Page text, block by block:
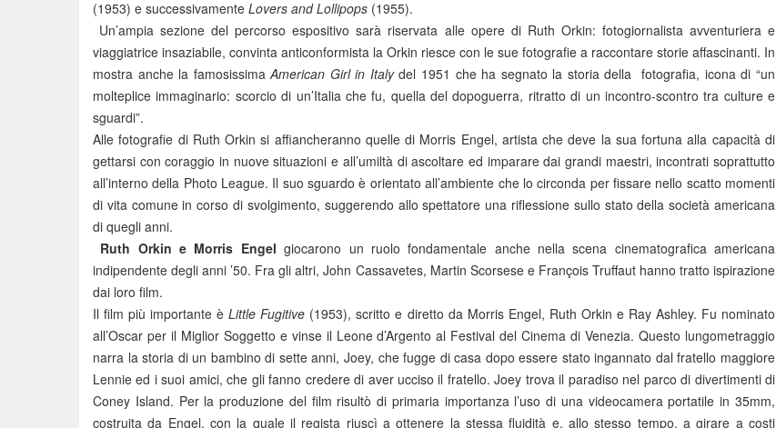
(1953) e successivamente Lovers and Lollipops (1955).
Un’ampia sezione del percorso espositivo sarà riservata alle opere di Ruth Orkin: fotogiornalista avventuriera e
viaggiatrice insaziabile, convinta anticonformista la Orkin riesce con le sue fotografie a raccontare storie affascinanti. In
mostra anche la famosissimaAmerican Girl in Italydel 1951 che ha segnato la storia della fotografia, icona di “un
molteplice immaginario: scorcio di un’Italia che fu, quella del dopoguerra, ritratto di un incontro-scontro tra culture e
sguardi”.
Alle fotografie di Ruth Orkin si affiancheranno quelle di Morris Engel, artista che deve la sua fortuna alla capacità di
gettarsi con coraggio in nuove situazioni e all’umiltà di ascoltare ed imparare dai grandi maestri, incontrati soprattutto
all’interno della Photo League. Il suo sguardo è orientato all’ambiente che lo circonda per fissare nello scatto momenti
di vita comune in corso di svolgimento, suggerendo allo spettatore una riflessione sullo stato della società americana
di quegli anni.
Ruth Orkin e Morris Engel giocarono un ruolo fondamentale anche nella scena cinematografica americana
indipendente degli anni ’50. Fra gli altri, John Cassavetes, Martin Scorsese e François Truffaut hanno tratto ispirazione
dai loro film.
Il film più importante èLittle Fugitive (1953), scritto e diretto da Morris Engel, Ruth Orkin e Ray Ashley. Fu nominato
all’Oscar per il Miglior Soggetto e vinse il Leone d’Argento al Festival del Cinema di Venezia. Questo lungometraggio
narra la storia di un bambino di sette anni, Joey, che fugge di casa dopo essere stato ingannato dal fratello maggiore
Lennie ed i suoi amici, che gli fanno credere di aver ucciso il fratello. Joey trova il paradiso nel parco di divertimenti di
Coney Island. Per la produzione del film risultò di primaria importanza l’uso di una videocamera portatile in 35mm,
costruita da Engel, con la quale il regista riuscì a ottenere la stessa fluidità e, allo stesso tempo, a girare a costi